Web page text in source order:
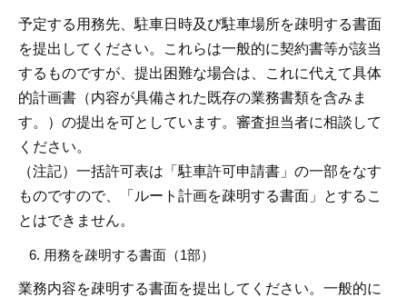
予定する用務先、駐車日時及び駐車場所を疎明する書面
を提出してください。これらは一般的に契約書等が該当
するものですが、提出困難な場合は、これに代えて具体
的計画書（内容が具備された既存の業務書類を含みま
す。）の提出を可としています。審査担当者に相談して
ください。
（注記）一括許可表は「駐車許可申請書」の一部をなす
ものですので、「ルート計画を疎明する書面」とするこ
とはできません。
用務を疎明する書面（1部）
業務内容を疎明する書面を提出してください。一般的に